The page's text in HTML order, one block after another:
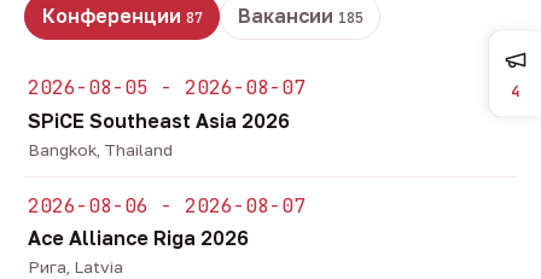
Конференции 87 Вакансии 185
2026-08-05 - 2026-08-07
SPiCE Southeast Asia 2026
Bangkok, Thailand
2026-08-06 - 2026-08-07
Ace Alliance Riga 2026
Рига, Latvia
4